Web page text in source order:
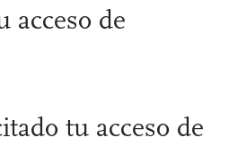
acceso de
tu acceso de